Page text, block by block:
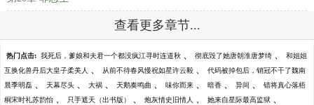
查看更多章节...
热门点击: 我死后，爹娘和夫君一个都没疯江寻时连道秋 、 彻底毁了她唐朝淮唐梦绮 、 和姐姐
互换化兽丹后大皇子柔美人 、 从前不待春风慢祝如星许云毅 、 代码被掉包后，销冠不干了魏南
晨季明磊 、 天幕尽头 、 大祸 、 天鹅奏鸣曲 、 味你而来 、 暗香 、 异间 、 错将真心落梧
桐宋时礼苏韵怡 、 只手遮天（出书版） 、 炮灰情史旧情人 、 她来自星际最高监狱 、